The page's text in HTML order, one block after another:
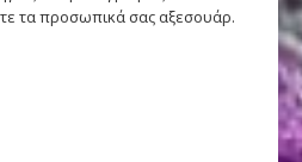
τα προσωπικά σας αξεσουάρ.